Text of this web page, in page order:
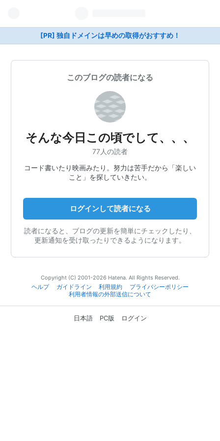
[PR] 独自ドメインは早めの取得がおすすめ！
このブログの読者になる
そんな今日この頃でして、、、
77人の読者
コード書いたり映画みたり。努力は苦手だから「楽しい
こと」を探していきたい。
ログインして読者になる
読者になると、ブログの更新を簡単にチェックしたり、
更新通知を受け取ったりできるようになります。
Copyright (C) 2001-2026 Hatena. All Rights Reserved.
ヘルプ
ガイドライン 利用規約
プライバシーポリシー
利用者情報の外部送信について
日本語 PC版 ログイン